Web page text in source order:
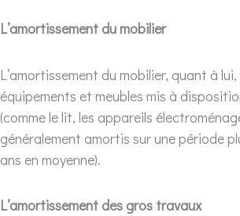
L’amortissement du mobilier
L’amortissement du mobilier, quant à
équipements et meubles mis à
(comme le lit, les appareils
généralement amortis sur une période
ans en moyenne).
L’amortissement des gros travaux